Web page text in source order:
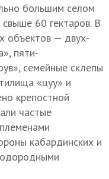
большим селом
60 гектаров. В
объектов — двух-
пяти-
семейные склепы
«цуу» и
крепостной
частые
кабардинских и